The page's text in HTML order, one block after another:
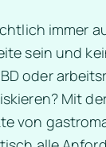
immer
sein und
oder
Mit
von